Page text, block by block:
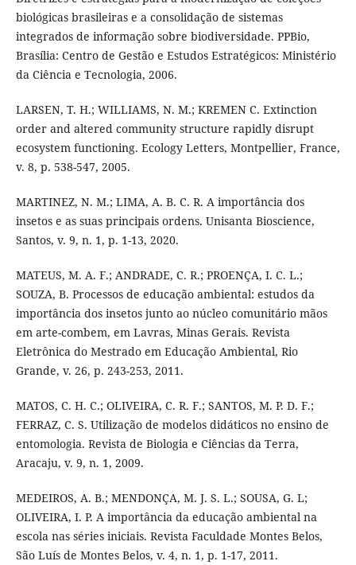
biológicas brasileiras e a consolidação de sistemas
integrados de informação sobre biodiversidade. PPBio,
Brasília: Centro de Gestão e Estudos Estratégicos: Ministério
da Ciência e Tecnologia, 2006.
LARSEN, T. H.; WILLIAMS, N. M.; KREMEN C. Extinction
order and altered community structure rapidly disrupt
ecosystem functioning. Ecology Letters, Montpellier, France,
v. 8, p. 538-547, 2005.
MARTINEZ, N. M.; LIMA, A. B. C. R. A importância dos
insetos e as suas principais ordens. Unisanta Bioscience,
Santos, v. 9, n. 1, p. 1-13, 2020.
MATEUS, M. A. F.; ANDRADE, C. R.; PROENÇA, I. C. L.;
SOUZA, B. Processos de educação ambiental: estudos da
importância dos insetos junto ao núcleo comunitário mãos
em arte-combem, em Lavras, Minas Gerais. Revista
Eletrônica do Mestrado em Educação Ambiental, Rio
Grande, v. 26, p. 243-253, 2011.
MATOS, C. H. C.; OLIVEIRA, C. R. F.; SANTOS, M. P. D. F.;
FERRAZ, C. S. Utilização de modelos didáticos no ensino de
entomologia. Revista de Biologia e Ciências da Terra,
Aracaju, v. 9, n. 1, 2009.
MEDEIROS, A. B.; MENDONÇA, M. J. S. L.; SOUSA, G. L;
OLIVEIRA, I. P. A importância da educação ambiental na
escola nas séries iniciais. Revista Faculdade Montes Belos,
São Luís de Montes Belos, v. 4, n. 1, p. 1-17, 2011.